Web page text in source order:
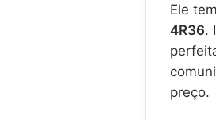
Ele
4R36.
preço.